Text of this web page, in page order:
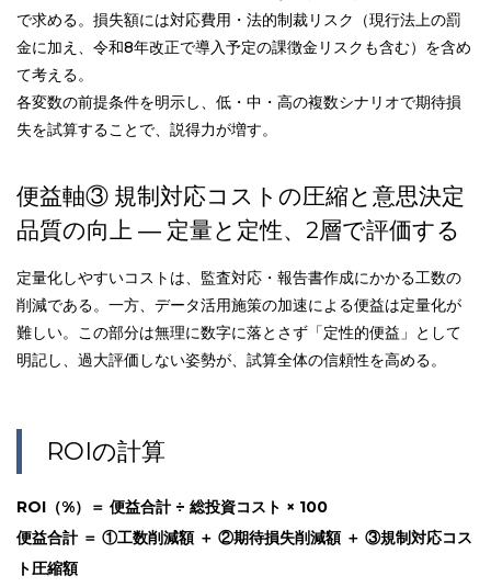
で求める。損失額には対応費用・法的制裁リスク（現行法上の罰
金に加え、令和8年改正で導入予定の課徴金リスクも含む）を含め
て考える。
各変数の前提条件を明示し、低・中・高の複数シナリオで期待損
失を試算することで、説得力が増す。
便益軸③ 規制対応コストの圧縮と意思決定
品質の向上 ― 定量と定性、2層で評価する
定量化しやすいコストは、監査対応・報告書作成にかかる工数の
削減である。一方、データ活用施策の加速による便益は定量化が
難しい。この部分は無理に数字に落とさず「定性的便益」として
明記し、過大評価しない姿勢が、試算全体の信頼性を高める。
ROIの計算
ROI（%）＝ 便益合計 ÷ 総投資コスト × 100
便益合計 ＝ ①工数削減額 ＋ ②期待損失削減額 ＋ ③規制対応コス
ト圧縮額